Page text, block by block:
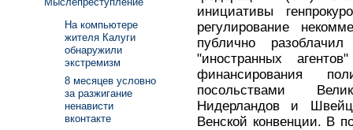
инициативы
регулирование
публично
"иностранных
финансирования
посольствами
Нидерландов и
Венской конвенции. В
На компьютере
жителя Калуги
обнаружили
экстремизм
8 месяцев условно
за разжигание
ненависти
вконтакте